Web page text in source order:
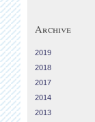
Archive
2019
2018
2017
2014
2013